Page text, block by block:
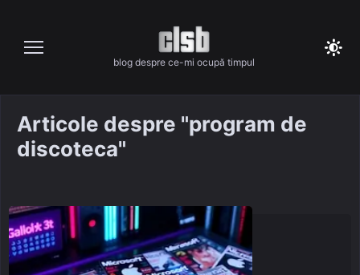
content
blog despre ce-mi ocupă timpul
Articole despre "program de
discoteca"